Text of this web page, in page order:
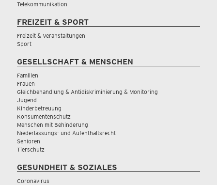
Telekommunikation
FREIZEIT & SPORT
Freizeit & Veranstaltungen
Sport
GESELLSCHAFT & MENSCHEN
Familien
Frauen
Gleichbehandlung & Antidiskriminierung & Monitoring
Jugend
Kinderbetreuung
Konsumentenschutz
Menschen mit Behinderung
Niederlassungs- und Aufenthaltsrecht
Senioren
Tierschutz
GESUNDHEIT & SOZIALES
Coronavirus